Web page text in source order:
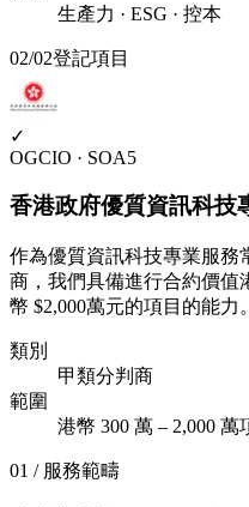
生產力 · ESG · 控本
02/02登記項目
✓
OGCIO · SOA5
香港政府優質資訊科技
作為優質資訊科技專業服務
商，我們具備進行合約價值
幣 $2,000萬元的項目的能力。
類別
甲類分判商
範圍
港幣 300 萬 – 2,000 萬
01 / 服務範疇